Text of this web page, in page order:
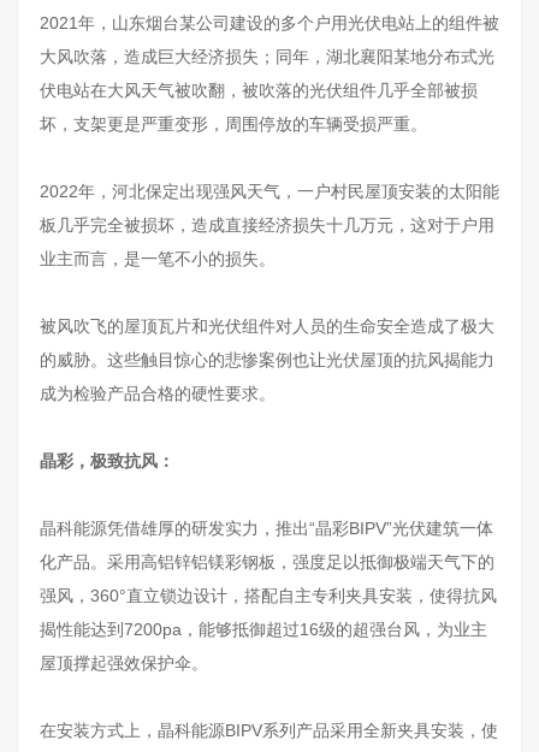
2021年，山东烟台某公司建设的多个户用光伏电站上的组件被
大风吹落，造成巨大经济损失；同年，湖北襄阳某地分布式光
伏电站在大风天气被吹翻，被吹落的光伏组件几乎全部被损
坏，支架更是严重变形，周围停放的车辆受损严重。
2022年，河北保定出现强风天气，一户村民屋顶安装的太阳能
板几乎完全被损坏，造成直接经济损失十几万元，这对于户用
业主而言，是一笔不小的损失。
被风吹飞的屋顶瓦片和光伏组件对人员的生命安全造成了极大
的威胁。这些触目惊心的悲惨案例也让光伏屋顶的抗风揭能力
成为检验产品合格的硬性要求。
晶彩，极致抗风：
晶科能源凭借雄厚的研发实力，推出“晶彩BIPV”光伏建筑一体
化产品。采用高铝锌铝镁彩钢板，强度足以抵御极端天气下的
强风，360°直立锁边设计，搭配自主专利夹具安装，使得抗风
揭性能达到7200pa，能够抵御超过16级的超强台风，为业主
屋顶撑起强效保护伞。
在安装方式上，晶科能源BIPV系列产品采用全新夹具安装，使